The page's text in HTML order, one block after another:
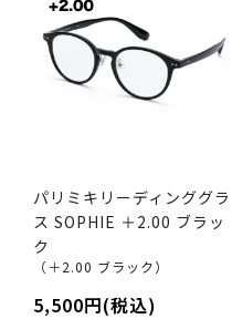
パリミキリーディンググラ
ス SOPHIE ＋2.00 ブラッ
ク
（＋2.00 ブラック）
5,500円(税込)